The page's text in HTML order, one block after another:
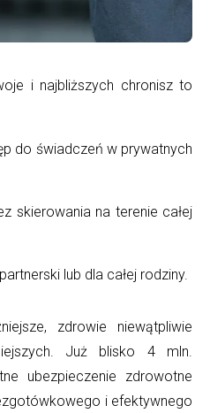
i najbliższych chronisz to
do świadczeń w prywatnych
skierowania na terenie całej
lub dla całej rodziny.
zdrowie niewątpliwie
Już blisko 4 mln.
ubezpieczenie zdrowotne
i efektywnego